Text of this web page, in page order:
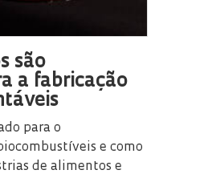
são
a fabricação
para o
e como
de alimentos e